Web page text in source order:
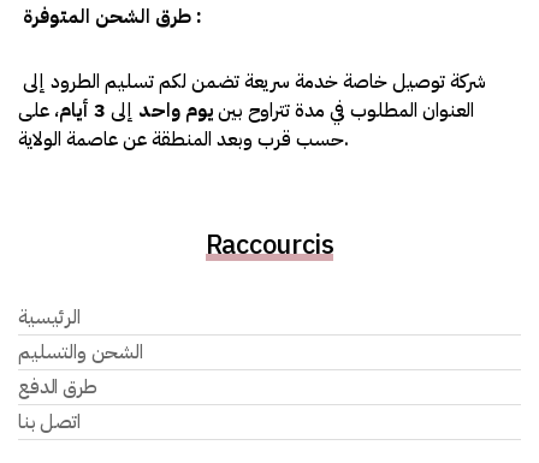
طرق الشحن المتوفرة :
العنوان المطلوب في مدة تتراوح بينيوم واحد إلى 3 أيام
، على
حسب قرب وبعد المنطقة عن عاصمة الولاية.
Raccourcis
الرئيسية
الشحن والتسليم
طرق الدفع
اتصل بنا